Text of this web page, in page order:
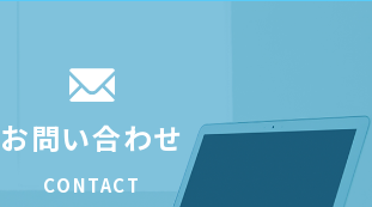
お問い合わせ
CONTACT